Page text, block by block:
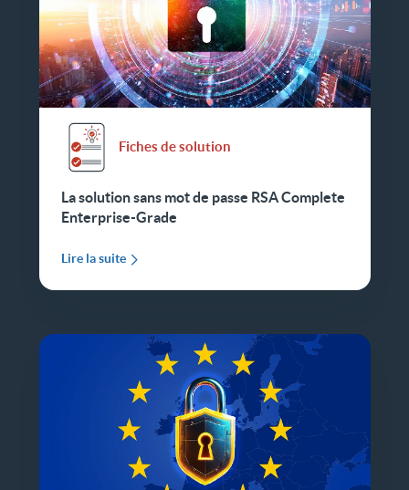
Fiches de solution
La solution sans mot de passe RSA Complete
Enterprise-Grade
Lire la suite